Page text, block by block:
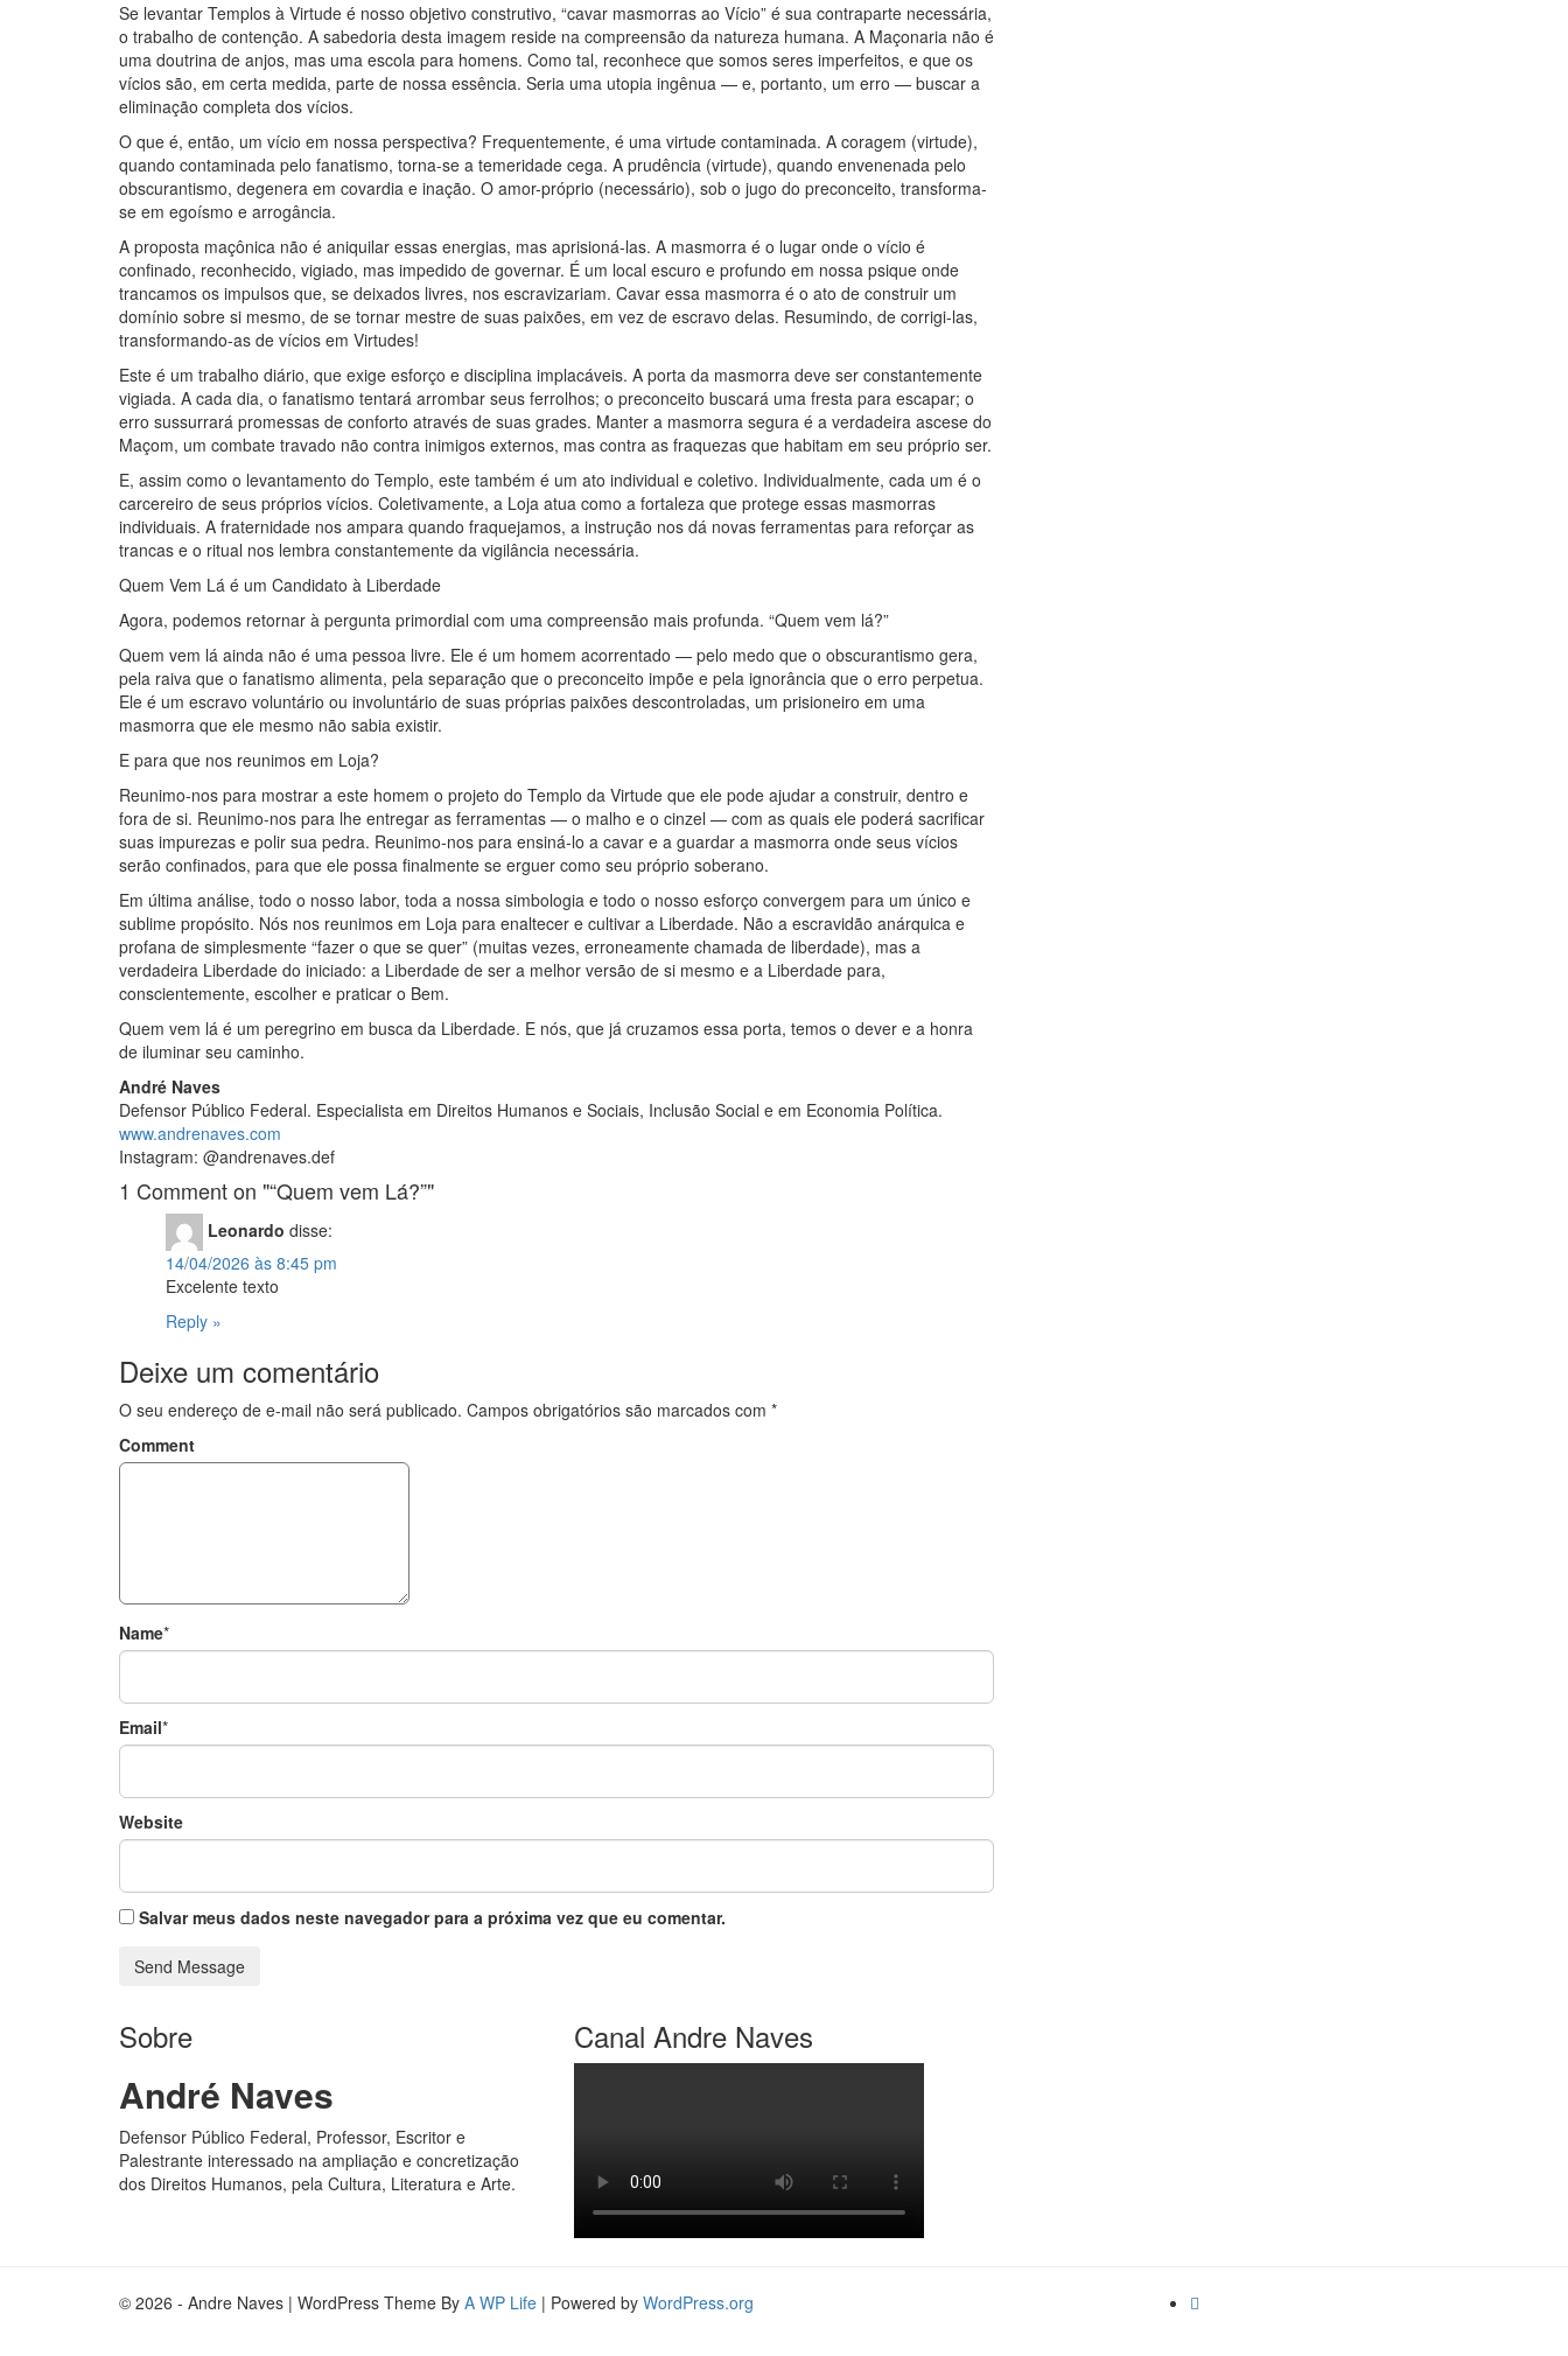
Se levantar Templos à Virtude é nosso objetivo construtivo, “cavar masmorras ao Vício” é sua contraparte necessária,
o trabalho de contenção. A sabedoria desta imagem reside na compreensão da natureza humana. A Maçonaria não é
uma doutrina de anjos, mas uma escola para homens. Como tal, reconhece que somos seres imperfeitos, e que os
vícios são, em certa medida, parte de nossa essência. Seria uma utopia ingênua — e, portanto, um erro — buscar a
eliminação completa dos vícios.
O que é, então, um vício em nossa perspectiva? Frequentemente, é uma virtude contaminada. A coragem (virtude),
quando contaminada pelo fanatismo, torna-se a temeridade cega. A prudência (virtude), quando envenenada pelo
obscurantismo, degenera em covardia e inação. O amor-próprio (necessário), sob o jugo do preconceito, transforma-
se em egoísmo e arrogância.
A proposta maçônica não é aniquilar essas energias, mas aprisioná-las. A masmorra é o lugar onde o vício é
confinado, reconhecido, vigiado, mas impedido de governar. É um local escuro e profundo em nossa psique onde
trancamos os impulsos que, se deixados livres, nos escravizariam. Cavar essa masmorra é o ato de construir um
domínio sobre si mesmo, de se tornar mestre de suas paixões, em vez de escravo delas. Resumindo, de corrigi-las,
transformando-as de vícios em Virtudes!
Este é um trabalho diário, que exige esforço e disciplina implacáveis. A porta da masmorra deve ser constantemente
vigiada. A cada dia, o fanatismo tentará arrombar seus ferrolhos; o preconceito buscará uma fresta para escapar; o
erro sussurrará promessas de conforto através de suas grades. Manter a masmorra segura é a verdadeira ascese do
Maçom, um combate travado não contra inimigos externos, mas contra as fraquezas que habitam em seu próprio ser.
E, assim como o levantamento do Templo, este também é um ato individual e coletivo. Individualmente, cada um é o
carcereiro de seus próprios vícios. Coletivamente, a Loja atua como a fortaleza que protege essas masmorras
individuais. A fraternidade nos ampara quando fraquejamos, a instrução nos dá novas ferramentas para reforçar as
trancas e o ritual nos lembra constantemente da vigilância necessária.
Quem Vem Lá é um Candidato à Liberdade
Agora, podemos retornar à pergunta primordial com uma compreensão mais profunda. “Quem vem lá?”
Quem vem lá ainda não é uma pessoa livre. Ele é um homem acorrentado — pelo medo que o obscurantismo gera,
pela raiva que o fanatismo alimenta, pela separação que o preconceito impõe e pela ignorância que o erro perpetua.
Ele é um escravo voluntário ou involuntário de suas próprias paixões descontroladas, um prisioneiro em uma
masmorra que ele mesmo não sabia existir.
E para que nos reunimos em Loja?
Reunimo-nos para mostrar a este homem o projeto do Templo da Virtude que ele pode ajudar a construir, dentro e
fora de si. Reunimo-nos para lhe entregar as ferramentas — o malho e o cinzel — com as quais ele poderá sacrificar
suas impurezas e polir sua pedra. Reunimo-nos para ensiná-lo a cavar e a guardar a masmorra onde seus vícios
serão confinados, para que ele possa finalmente se erguer como seu próprio soberano.
Em última análise, todo o nosso labor, toda a nossa simbologia e todo o nosso esforço convergem para um único e
sublime propósito. Nós nos reunimos em Loja para enaltecer e cultivar a Liberdade. Não a escravidão anárquica e
profana de simplesmente “fazer o que se quer” (muitas vezes, erroneamente chamada de liberdade), mas a
verdadeira Liberdade do iniciado: a Liberdade de ser a melhor versão de si mesmo e a Liberdade para,
conscientemente, escolher e praticar o Bem.
Quem vem lá é um peregrino em busca da Liberdade. E nós, que já cruzamos essa porta, temos o dever e a honra
de iluminar seu caminho.
André Naves
Defensor Público Federal. Especialista em Direitos Humanos e Sociais, Inclusão Social e em Economia Política.
www.andrenaves.com
Instagram: @andrenaves.def
1 Comment on "“Quem vem Lá?”"
Leonardo disse:
14/04/2026 às 8:45 pm
Excelente texto
Reply »
Deixe um comentário
O seu endereço de e-mail não será publicado. Campos obrigatórios são marcados com *
Comment
Name*
Email*
Website
Salvar meus dados neste navegador para a próxima vez que eu comentar.
Sobre
André Naves
Defensor Público Federal, Professor, Escritor e
Palestrante interessado na ampliação e concretização
dos Direitos Humanos, pela Cultura, Literatura e Arte.
Canal Andre Naves
© 2026 - Andre Naves | WordPress Theme By A WP Life | Powered by WordPress.org